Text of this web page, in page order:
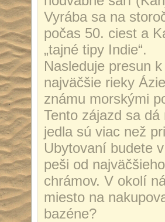
Vyrába sa na
počas 50. ciest a
„tajné tipy Indie“.
Nasleduje presun
najväčšie rieky
známu morskými
Tento zájazd sa
jedla sú viac než
Ubytovaní budete
peši od
chrámov. V okolí
miesto na
bazéne?